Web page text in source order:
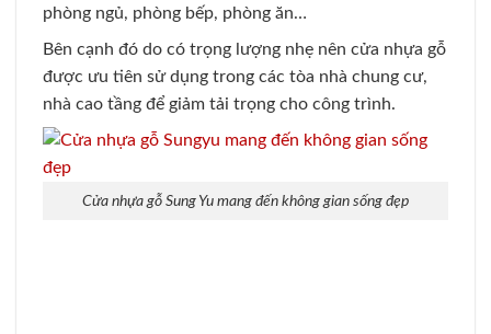
phòng ngủ, phòng bếp, phòng ăn…
Bên cạnh đó do có trọng lượng nhẹ nên cửa nhựa gỗ
được ưu tiên sử dụng trong các tòa nhà chung cư,
nhà cao tầng để giảm tải trọng cho công trình.
Cửa nhựa gỗ Sung Yu mang đến không gian sống đẹp